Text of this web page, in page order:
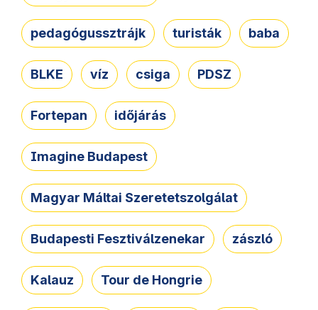
pedagógussztrájk turisták baba
BLKE víz csiga PDSZ
Fortepan időjárás
Imagine Budapest
Magyar Máltai Szeretetszolgálat
Budapesti Fesztiválzenekar zászló
Kalauz Tour de Hongrie